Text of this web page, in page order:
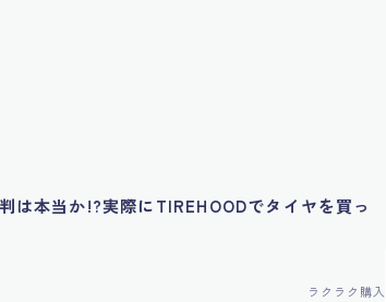
は本当か!?実際にTIREHOODでタイヤを買っ
ラクラク購入